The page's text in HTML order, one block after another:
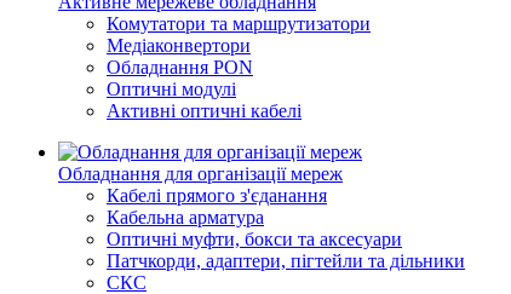
Комутатори та маршрутизатори
Медіаконвертори
Обладнання PON
Оптичні модулі
Активні оптичні кабелі
Обладнання для організації мереж
Кабелі прямого з'єданання
Кабельна арматура
Оптичні муфти, бокси та аксесуари
Патчкорди, адаптери, пігтейли та дільники
СКС